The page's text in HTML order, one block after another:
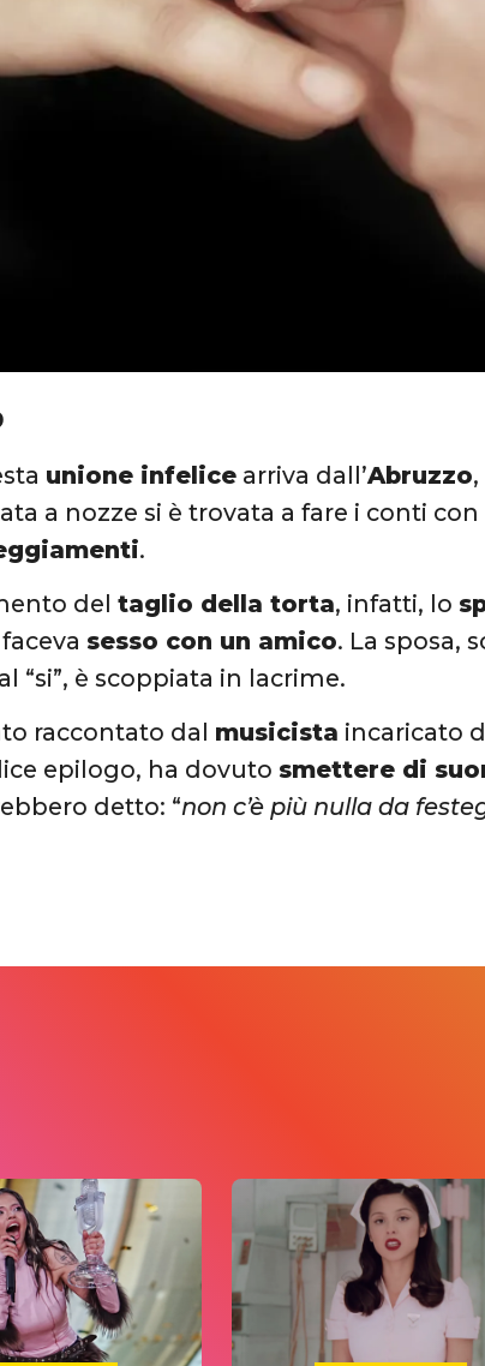
unione infelice arriva dall’Abruzzo
a nozze si è trovata a fare i conti
.
deltaglio della torta, infatti, lo
sesso con un amico. La sposa,
“si”, è scoppiata in lacrime.
raccontato dal musicista incaricato
epilogo, ha dovuto smettere di
detto: “non c’è più nulla da